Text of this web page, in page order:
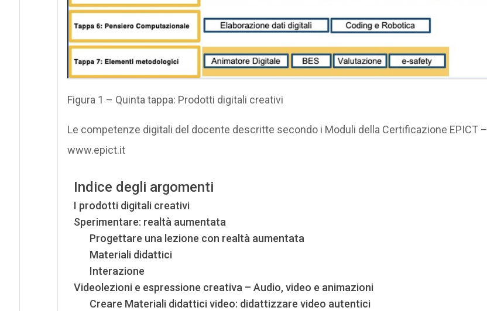
Figura 1 – Quinta tappa: Prodotti digitali creativi
Le competenze digitali del docente descritte secondo i Moduli della Certificazione EPICT –
www.epict.it
Indice degli argomenti
I prodotti digitali creativi
Sperimentare: realtà aumentata
Progettare una lezione con realtà aumentata
Materiali didattici
Interazione
Videolezioni e espressione creativa – Audio, video e animazioni
Creare Materiali didattici video: didattizzare video autentici